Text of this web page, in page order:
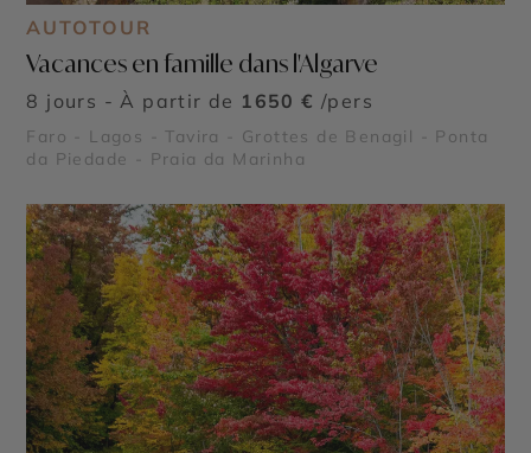
AUTOTOUR
Vacances en famille dans l'Algarve
8 jours - À partir de 1650 € /pers
Faro - Lagos - Tavira - Grottes de Benagil - Ponta
da Piedade - Praia da Marinha